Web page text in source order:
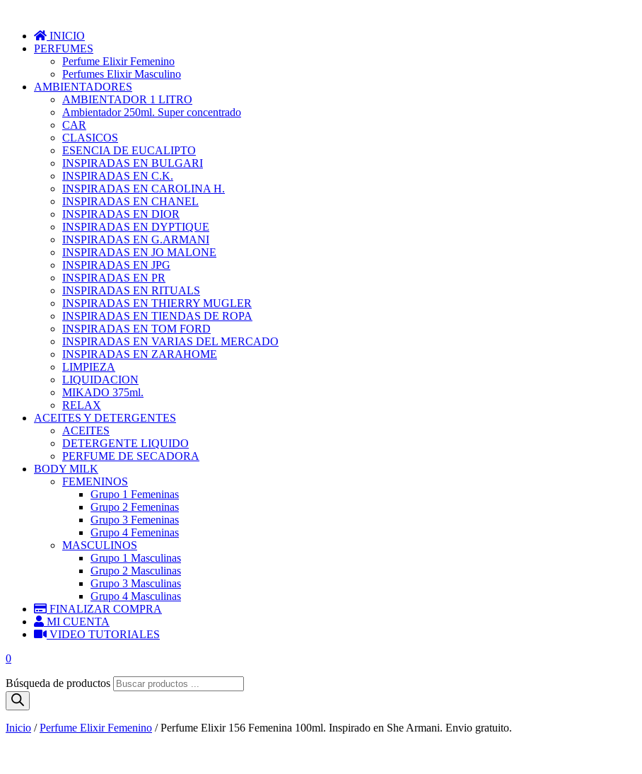
INICIO
PERFUMES
Perfume Elixir Femenino
Perfumes Elixir Masculino
AMBIENTADORES
AMBIENTADOR 1 LITRO
Ambientador 250ml. Super concentrado
CAR
CLASICOS
ESENCIA DE EUCALIPTO
INSPIRADAS EN BULGARI
INSPIRADAS EN C.K.
INSPIRADAS EN CAROLINA H.
INSPIRADAS EN CHANEL
INSPIRADAS EN DIOR
INSPIRADAS EN DYPTIQUE
INSPIRADAS EN G.ARMANI
INSPIRADAS EN JO MALONE
INSPIRADAS EN JPG
INSPIRADAS EN PR
INSPIRADAS EN RITUALS
INSPIRADAS EN THIERRY MUGLER
INSPIRADAS EN TIENDAS DE ROPA
INSPIRADAS EN TOM FORD
INSPIRADAS EN VARIAS DEL MERCADO
INSPIRADAS EN ZARAHOME
LIMPIEZA
LIQUIDACION
MIKADO 375ml.
RELAX
ACEITES Y DETERGENTES
ACEITES
DETERGENTE LIQUIDO
PERFUME DE SECADORA
BODY MILK
FEMENINOS
Grupo 1 Femeninas
Grupo 2 Femeninas
Grupo 3 Femeninas
Grupo 4 Femeninas
MASCULINOS
Grupo 1 Masculinas
Grupo 2 Masculinas
Grupo 3 Masculinas
Grupo 4 Masculinas
FINALIZAR COMPRA
MI CUENTA
VIDEO TUTORIALES
0
Búsqueda de productos
Inicio /Perfume Elixir Femenino / Perfume Elixir 156 Femenina 100ml. Inspirado en She Armani. Envio gratuito.